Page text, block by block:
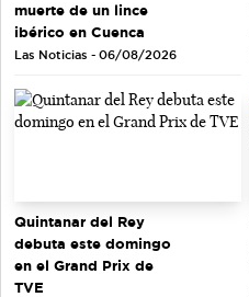
muerte de un lince
ibérico en Cuenca
Las Noticias - 06/08/2026
Quintanar del Rey
debuta este domingo
en el Grand Prix de
TVE